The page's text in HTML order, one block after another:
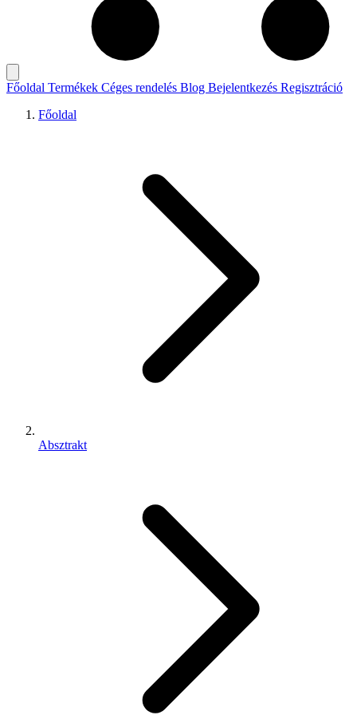
Főoldal Termékek Céges rendelés Blog Bejelentkezés Regisztráció
Főoldal
Absztrakt